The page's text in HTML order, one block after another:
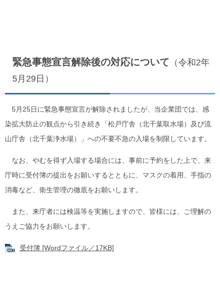
緊急事態宣言解除後の対応について （令和2年
5月29日）
5月25日に緊急事態宣言が解除されましたが、当企業団では、感
染拡大防止の観点から引き続き「松戸庁舎（北千葉取水場）及び流
山庁舎（北千葉浄水場）」への不要不急の入場を制限しています。
なお、やむを得ず入場する場合には、事前に予約をした上で、来
庁時に受付簿の提出をお願いするとともに、マスクの着用、手指の
消毒など、衛生管理の徹底をお願いします。
また、来庁者には検温等を実施しますので、皆様には、ご理解の
うえご協力をお願いします。
受付簿 [Wordファイル／17KB]